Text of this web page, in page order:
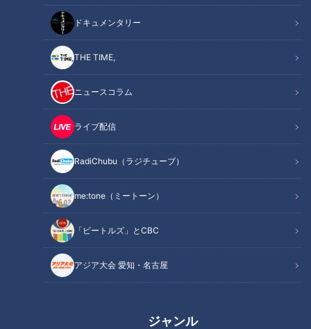
ドキュメンタリー
THE TIME,
ニュースコラム
ライブ配信
RadiChubu（ラジチューブ）
me:tone（ミートーン）
「ビートルズ」とCBC
アジア大会 愛知・名古屋
ジャンル
CBCテレビ『ゴゴスマ』
『ゴゴスマ』で各地のご当地グルメを紹介する毎週月曜日の
コーナー「ボイメンの感動ごはん・発掘グルメ篇」。今回は、
BOYS AND MENの平松賢人くんが新潟県・新潟市で発掘しま